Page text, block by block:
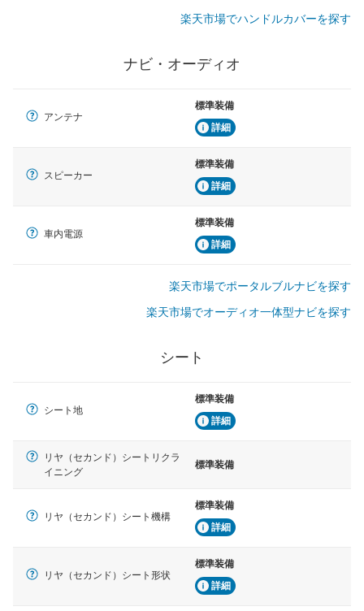
楽天市場でハンドルカバーを探す
ナビ・オーディオ
アンテナ
標準装備
詳細
スピーカー
標準装備
詳細
車内電源
標準装備
詳細
楽天市場でポータルブルナビを探す
楽天市場でオーディオ一体型ナビを探す
シート
シート地
標準装備
詳細
リヤ（セカンド）シートリクラ
イニング
標準装備
リヤ（セカンド）シート機構
標準装備
詳細
リヤ（セカンド）シート形状
標準装備
詳細